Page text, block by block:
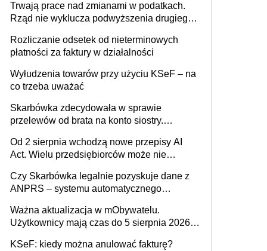
Trwają prace nad zmianami w podatkach.
Rząd nie wyklucza podwyższenia drugiego
Rozliczanie odsetek od nieterminowych
płatności za faktury w działalności
Wyłudzenia towarów przy użyciu KSeF – na
co trzeba uważać
Skarbówka zdecydowała w sprawie
przelewów od brata na konto siostry.
darowizna, ale podatku jednak nie będzie
Od 2 sierpnia wchodzą nowe przepisy AI
Act. Wielu przedsiębiorców może nie
Czy Skarbówka legalnie pozyskuje dane z
ANPRS – systemu automatycznego
pojazdów z kamer drogowych?
Ważna aktualizacja w mObywatelu.
Użytkownicy mają czas do 5 sierpnia 2026
KSeF: kiedy można anulować fakturę?